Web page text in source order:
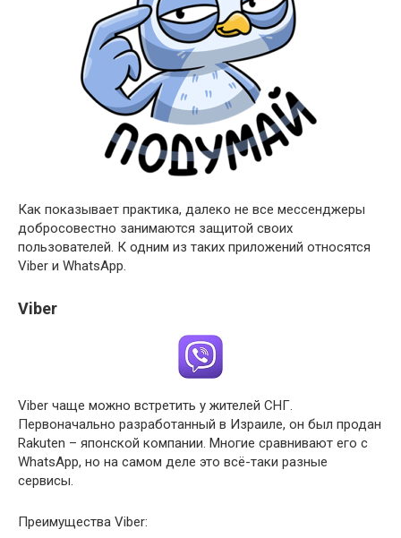
Как показывает практика, далеко не все мессенджеры
добросовестно занимаются защитой своих
пользователей. К одним из таких приложений относятся
Viber и WhatsApp.
Viber
Viber чаще можно встретить у жителей СНГ.
Первоначально разработанный в Израиле, он был продан
Rakuten – японской компании. Многие сравнивают его с
WhatsApp, но на самом деле это всё-таки разные
сервисы.
Преимущества Viber: